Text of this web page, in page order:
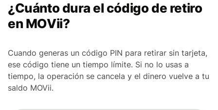
¿Cuánto dura el código de retiro
en MOVii?
Cuando generas un código PIN para retirar sin tarjeta,
ese código tiene un tiempo límite. Si no lo usas a
tiempo, la operación se cancela y el dinero vuelve a tu
saldo MOVii.